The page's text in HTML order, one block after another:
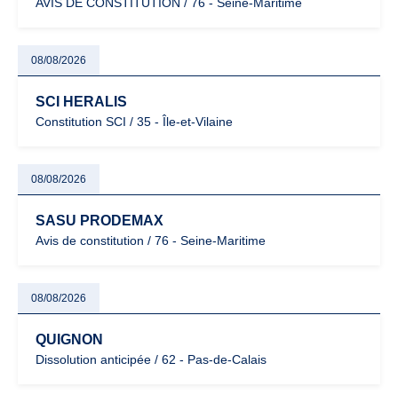
08/08/2026
SCI HERALIS
Constitution SCI / 35 - Île-et-Vilaine
08/08/2026
SASU PRODEMAX
Avis de constitution / 76 - Seine-Maritime
08/08/2026
QUIGNON
Dissolution anticipée / 62 - Pas-de-Calais